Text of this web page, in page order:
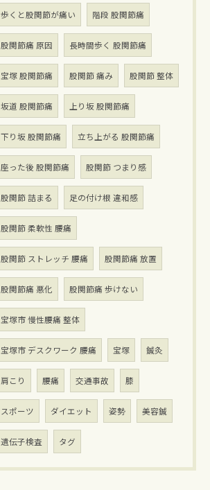
歩くと股関節が痛い 階段 股関節痛
股関節痛 原因 長時間歩く 股関節痛
宝塚 股関節痛 股関節 痛み 股関節 整体
坂道 股関節痛 上り坂 股関節痛
下り坂 股関節痛 立ち上がる 股関節痛
座った後 股関節痛 股関節 つまり感
股関節 詰まる 足の付け根 違和感
股関節 柔軟性 腰痛
股関節 ストレッチ 腰痛 股関節痛 放置
股関節痛 悪化 股関節痛 歩けない
宝塚市 慢性腰痛 整体
宝塚市 デスクワーク 腰痛 宝塚 鍼灸
肩こり 腰痛 交通事故 膝
スポーツ ダイエット 姿勢 美容鍼
遺伝子検査 タグ